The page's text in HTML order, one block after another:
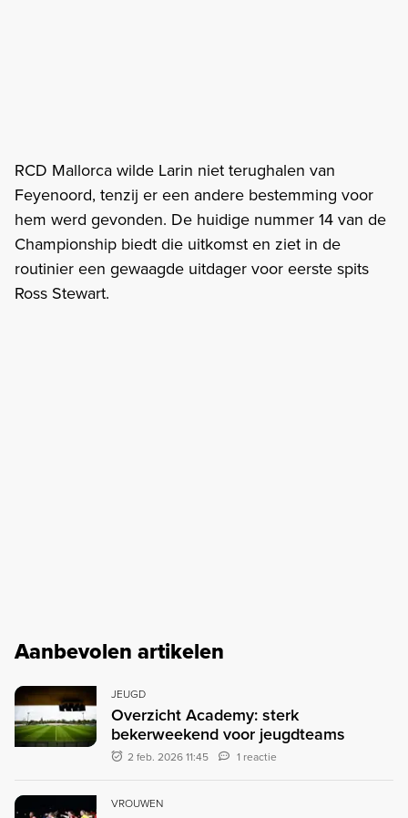
RCD Mallorca wilde Larin niet terughalen van
Feyenoord, tenzij er een andere bestemming voor
hem werd gevonden. De huidige nummer 14 van de
Championship biedt die uitkomst en ziet in de
routinier een gewaagde uitdager voor eerste spits
Ross Stewart.
Aanbevolen artikelen
JEUGD
Overzicht Academy: sterk
bekerweekend voor jeugdteams
2 feb. 2026 11:45 1 reactie
VROUWEN